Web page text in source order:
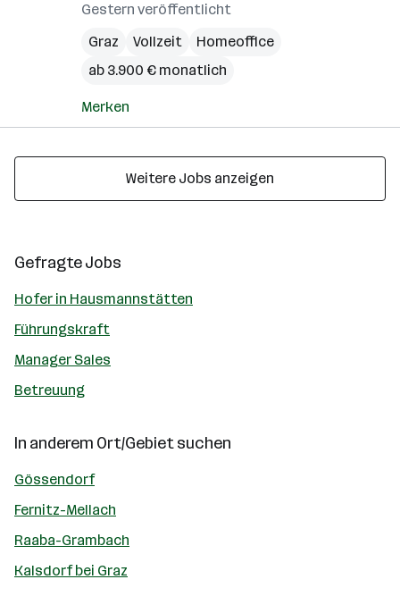
Gestern veröffentlicht
Graz
Vollzeit
Homeoffice
ab 3.900 € monatlich
Merken
Weitere Jobs anzeigen
Gefragte Jobs
Hofer in Hausmannstätten
Führungskraft
Manager Sales
Betreuung
In anderem Ort/Gebiet suchen
Gössendorf
Fernitz-Mellach
Raaba-Grambach
Kalsdorf bei Graz